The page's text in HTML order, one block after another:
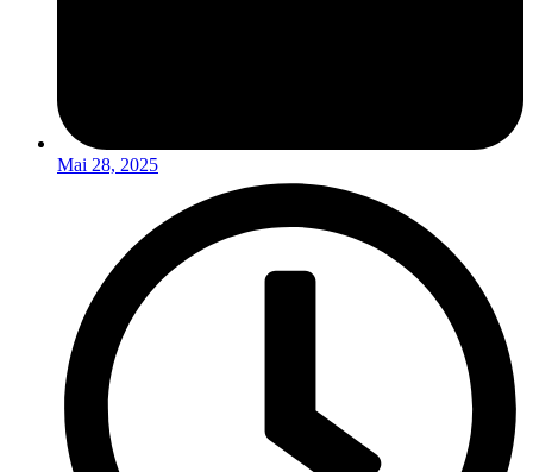
Mai 28, 2025